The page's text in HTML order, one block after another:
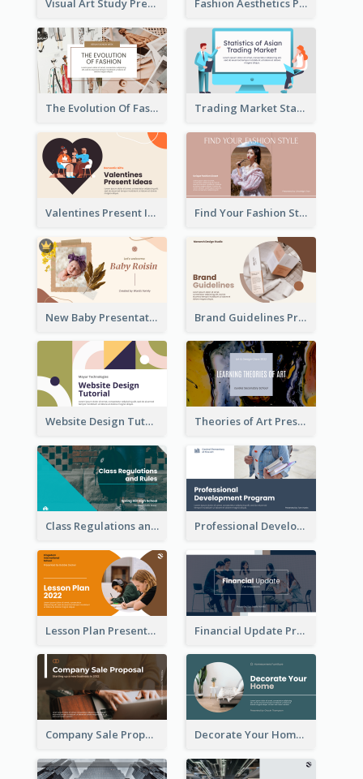
Visual Art Study Presentation Fashion Aesthetics Presentation
The Evolution Of Fashion Presentation Trading Market Statistics Presentation
Valentines Present Ideas Presentation Find Your Fashion Style Presentation
New Baby Presentation Brand Guidelines Presentation
Website Design Tutorial Presentation Theories of Art Presentation
Class Regulations and Rules Presentation Professional Development Program Presentation
Lesson Plan Presentation Financial Update Presentation
Company Sale Proposal Decorate Your Home Presentation